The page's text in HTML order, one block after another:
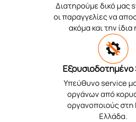
Διατηρούμε δικό μας
οι παραγγελίες να
ακόμα και την
Υπεύθυνο service
οργάνων από
οργανοποιούς στη
Ελλάδα.